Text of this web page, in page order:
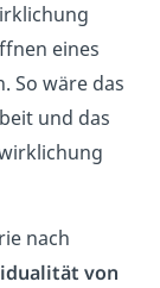
eines
So wäre das
und das
nach
von